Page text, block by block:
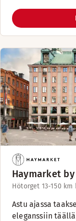
Haymarket
Hötorget 13-150 km
Astu ajassa
eleganssiin